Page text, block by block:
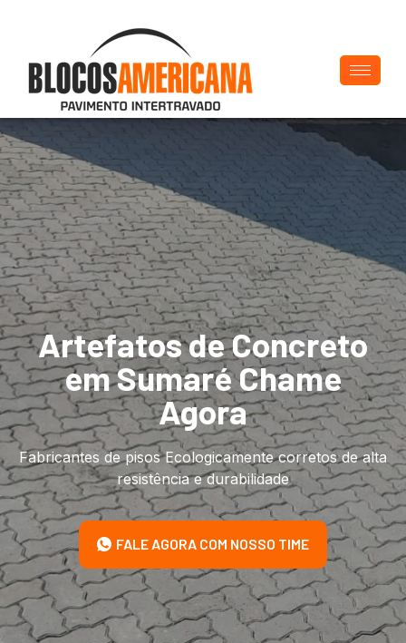
Artefatos de Concreto
em Sumaré Chame
Agora
Fabricantes de pisos Ecologicamente corretos de alta
resistência e durabilidade
FALE AGORA COM NOSSO TIME